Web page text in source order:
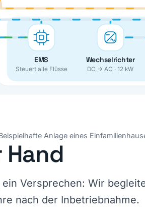
EMS
Steuert alle Flüsse
Wechselrichter
DC → AC · 12 kW
Anlage eines
Hand
Versprechen: Wir
nach der Inbetriebnahme.